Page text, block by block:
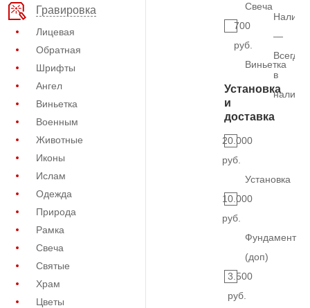
Гравировка
Лицевая
Обратная
Шрифты
Ангел
Виньетка
Военным
Животные
Иконы
Ислам
Одежда
Природа
Рамка
Свеча
Святые
Храм
Цветы
Свеча
700
руб.
Виньетка
Установка
и
доставка
20.000
руб.
Установка
10.000
руб.
Фундамент
(доп)
3.500
руб.
—
Всегда
в